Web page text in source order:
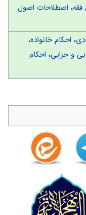
فقه، اصطلاحات اصول
، احکام خانواده،
و جزایی، احکام